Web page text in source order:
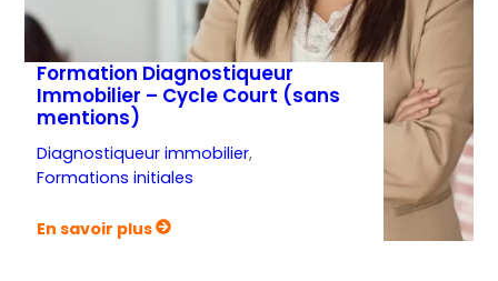
Formation Diagnostiqueur
Immobilier – Cycle Court (sans
mentions)
Diagnostiqueur immobilier
Formations initiales
En savoir plus
: